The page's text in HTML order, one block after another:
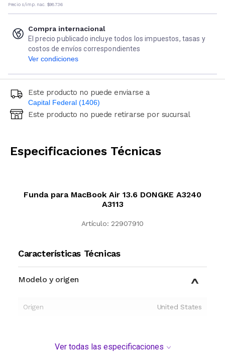
Precio s/imp. nac. $98.736
Compra internacional
El precio publicado incluye todos los impuestos, tasas y
costos de envíos correspondientes
Ver condiciones
Este producto no puede enviarse a
Capital Federal (1406)
Ingresá código postal (sólo números)
Este producto no puede retirarse por sucursal
Especificaciones Técnicas
Funda para MacBook Air 13.6 DONGKE A3240
A3113
Artículo: 22907910
Características Técnicas
Modelo y origen
Origen United States
Ver todas las especificaciones